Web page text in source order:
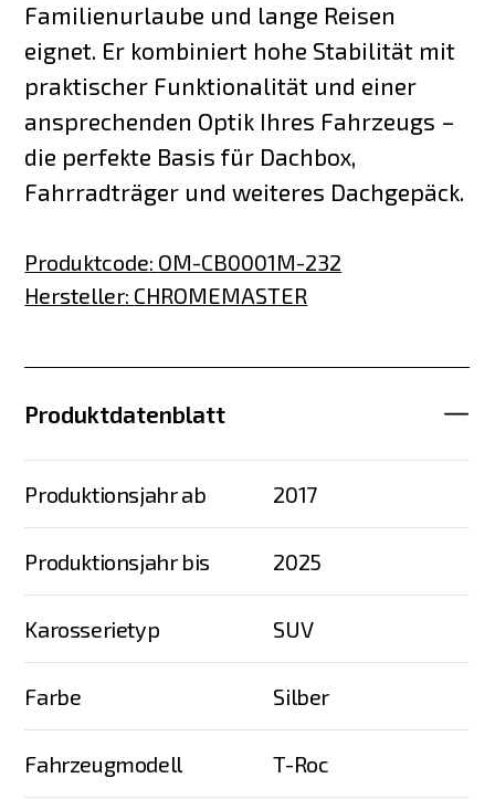
Familienurlaube und lange Reisen
eignet. Er kombiniert hohe Stabilität mit
praktischer Funktionalität und einer
ansprechenden Optik Ihres Fahrzeugs –
die perfekte Basis für Dachbox,
Fahrradträger und weiteres Dachgepäck.
Produktcode: OM-CB0001M-232
Hersteller: CHROMEMASTER
Produktdatenblatt
Produktionsjahr ab 2017
Produktionsjahr bis 2025
Karosserietyp SUV
Farbe Silber
Fahrzeugmodell T-Roc